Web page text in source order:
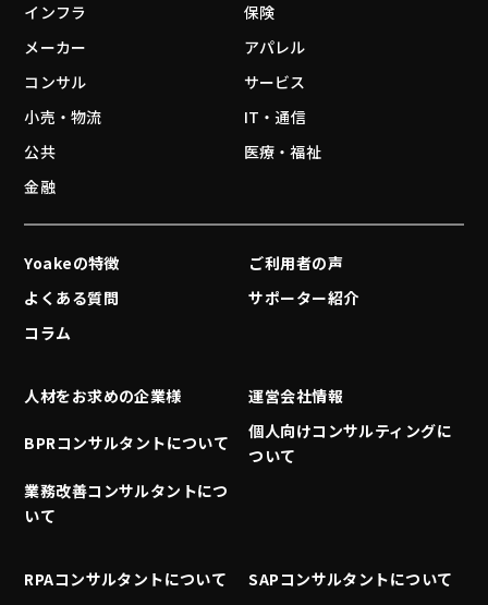
インフラ
保険
メーカー
アパレル
コンサル
サービス
小売・物流
IT・通信
公共
医療・福祉
金融
Yoakeの特徴
ご利用者の声
よくある質問
サポーター紹介
コラム
人材をお求めの企業様 運営会社情報
BPRコンサルタントについて
個人向けコンサルティングに
ついて
業務改善コンサルタントにつ
いて
RPAコンサルタントについて SAPコンサルタントについて